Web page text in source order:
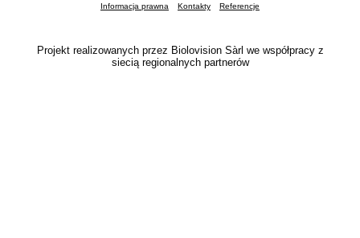
Informacja prawna Kontakty Referencje
Projekt realizowanych przez Biolovision Sàrl we współpracy z
siecią regionalnych partnerów